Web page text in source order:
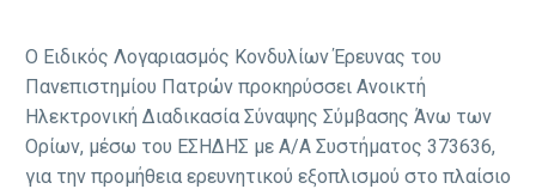
Ο Ειδικός Λογαριασμός Κονδυλίων Έρευνας του
Πανεπιστημίου Πατρών προκηρύσσει Ανοικτή
Ηλεκτρονική Διαδικασία Σύναψης Σύμβασης Άνω των
Ορίων, μέσω του ΕΣΗΔΗΣ με Α/Α Συστήματος 373636,
για την προμήθεια ερευνητικού εξοπλισμού στο πλαίσιο